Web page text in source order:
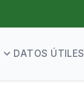
DATOS ÚTILES